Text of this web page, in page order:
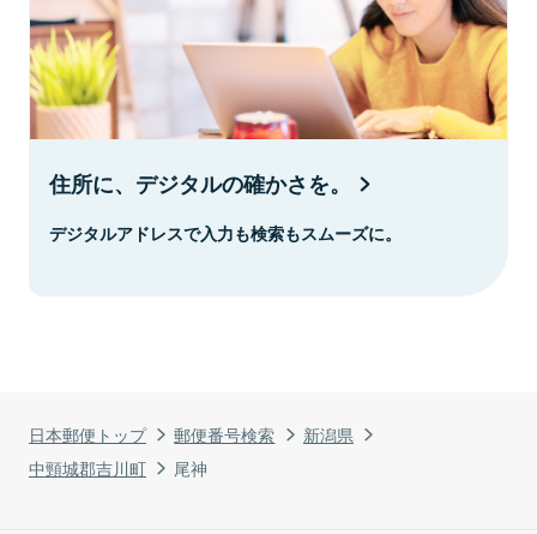
日本郵便トップ 郵便番号検索
新潟県
中頸城郡吉川町
尾神
住所に、デジタルの確かさを。
デジタルアドレスで入力も検索もスムーズに。